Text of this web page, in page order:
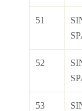
51
52
53